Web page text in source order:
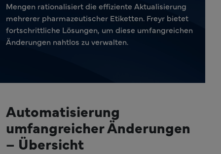
Mengen rationalisiert die effiziente Aktualisierung
mehrerer pharmazeutischer Etiketten. Freyr bietet
fortschrittliche Lösungen, um diese umfangreichen
Änderungen nahtlos zu verwalten.
Automatisierung
umfangreicher Änderungen
– Übersicht